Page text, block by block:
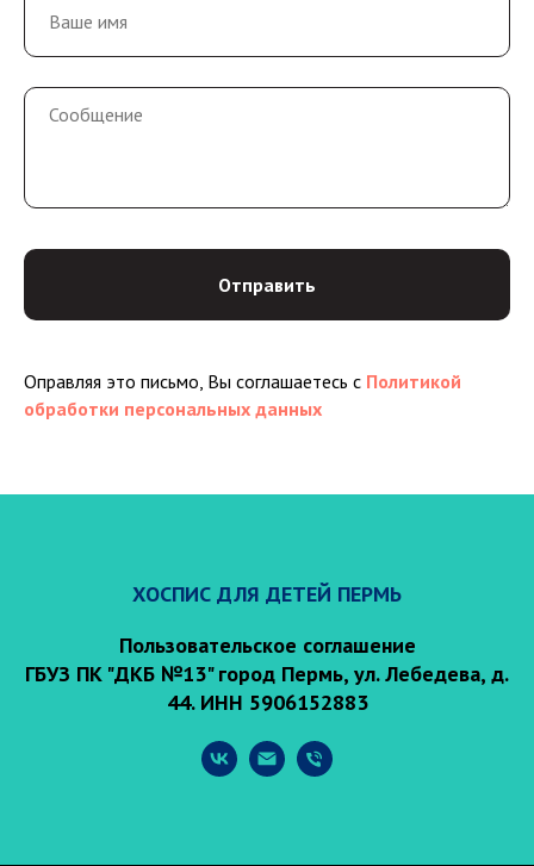
Отправить
Оправляя это письмо, Вы соглашаетесь с Политикой
обработки персональных данных
ХОСПИС ДЛЯ ДЕТЕЙ ПЕРМЬ
Пользовательское соглашение
ГБУЗ ПК "ДКБ №13" город Пермь, ул. Лебедева, д.
44. ИНН 5906152883